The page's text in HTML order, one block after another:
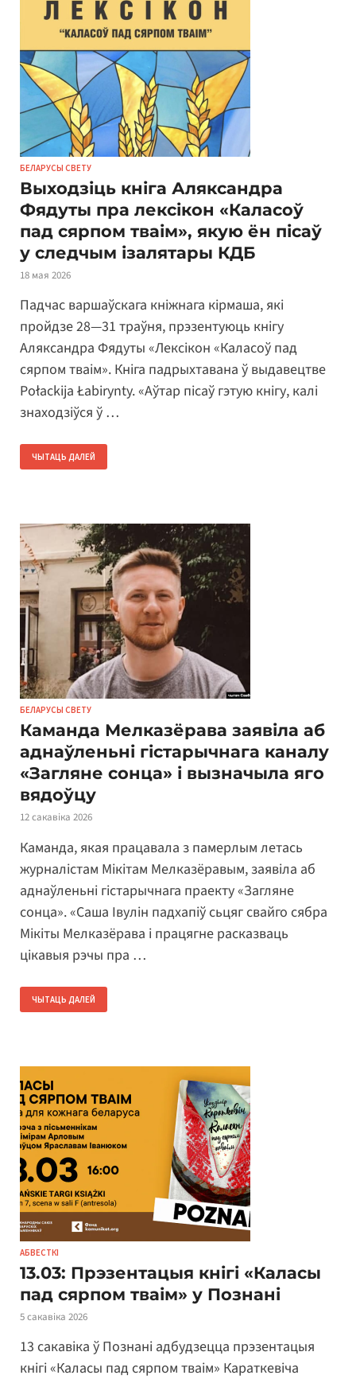
БЕЛАРУСЫ СВЕТУ
Выходзіць кніга Аляксандра
Фядуты пра лексікон «Каласоў
пад сярпом тваім», якую ён пісаў
у следчым ізалятары КДБ
18 мая 2026
Падчас варшаўскага кніжнага кірмаша, які
пройдзе 28—31 траўня, прэзентуюць кнігу
Аляксандра Фядуты «Лексікон «Каласоў пад
сярпом тваім». Кніга падрыхтавана ў выдавецтве
Połackija Łabirynty. «Аўтар пісаў гэтую кнігу, калі
знаходзіўся ў …
ЧЫТАЦЬ ДАЛЕЙ
БЕЛАРУСЫ СВЕТУ
Каманда Мелказёрава заявіла аб
аднаўленьні гістарычнага каналу
«Загляне сонца» і вызначыла яго
вядоўцу
12 сакавіка 2026
Каманда, якая працавала з памерлым летась
журналістам Мікітам Мелказёравым, заявіла аб
аднаўленьні гістарычнага праекту «Загляне
сонца». «Саша Івулін падхапіў сьцяг свайго сябра
Мікіты Мелказёрава і працягне расказваць
цікавыя рэчы пра …
ЧЫТАЦЬ ДАЛЕЙ
АБВЕСТКІ
13.03: Прэзентацыя кнігі «Каласы
пад сярпом тваім» у Познані
5 сакавіка 2026
13 сакавіка ў Познані адбудзецца прэзентацыя
кнігі «Каласы пад сярпом тваім» Караткевіча